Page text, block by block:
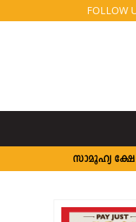
FOLLOW
സാമൂഹ്യ ക്ഷേമ